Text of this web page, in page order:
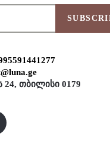
24, თბილისი 0179